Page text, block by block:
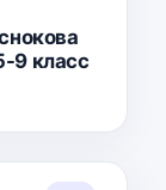
9 класс